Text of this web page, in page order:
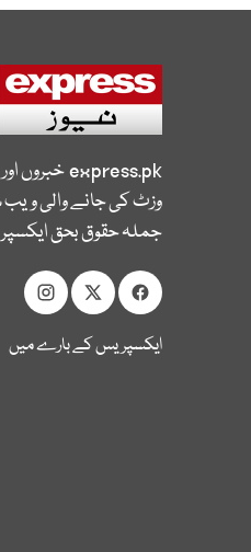
express.pkخبروں
وزٹ کی جانے والی
جملہ حقوق بحق
ایکسپریس کے بارے میں